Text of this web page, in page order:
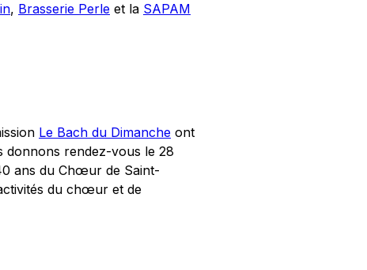
, Brasserie Perle et la SAPAM
Le Bach du Dimanche ont
donnons rendez-vous le 28
ans du Chœur de Saint-
du chœur et de